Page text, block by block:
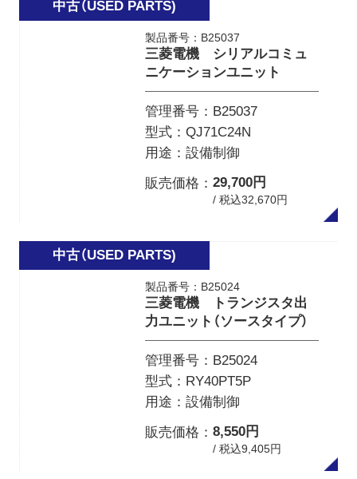
製品番号：B25037
三菱電機 シリアルコミュ
ニケーションユニット
管理番号
B25037
型式
QJ71C24N
用途
設備制御
販売価格
29,700円
/ 税込32,670円
製品番号：B25024
三菱電機 トランジスタ出
力ユニット（ソースタイプ）
管理番号
B25024
型式
RY40PT5P
用途
設備制御
販売価格
8,550円
/ 税込9,405円